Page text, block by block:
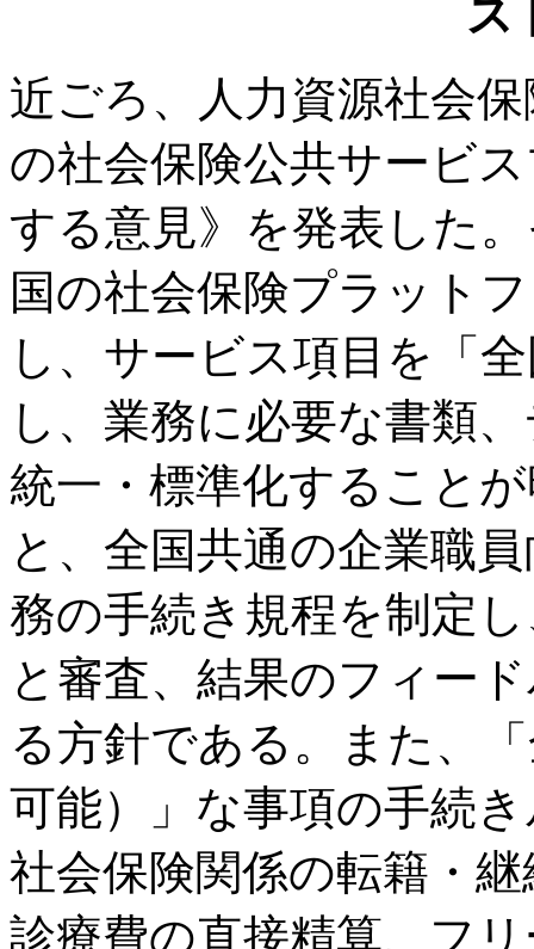
ス
近ごろ、人力資源社会
の社会保険公共サービ
する意見》を発表した
国の社会保険プラット
し、サービス項目を「
し、業務に必要な書類
統一・標準化すること
と、全国共通の企業職
務の手続き規程を制定
と審査、結果のフィー
る方針である。また、
可能）」な事項の手続
社会保険関係の転籍・
診療費の直接精算、フ